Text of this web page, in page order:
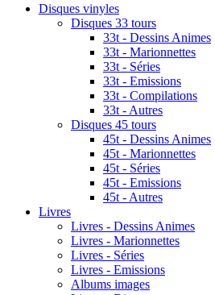
Disques vinyles
Disques 33 tours
33t - Dessins Animes
33t - Marionnettes
33t - Séries
33t - Emissions
33t - Compilations
33t - Autres
Disques 45 tours
45t - Dessins Animes
45t - Marionnettes
45t - Séries
45t - Emissions
45t - Autres
Livres
Livres - Dessins Animes
Livres - Marionnettes
Livres - Séries
Livres - Emissions
Albums images